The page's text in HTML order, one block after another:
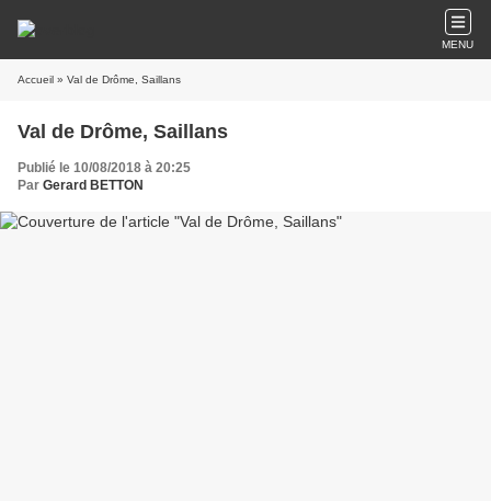
MENU
Accueil » Val de Drôme, Saillans
Val de Drôme, Saillans
Publié le 10/08/2018 à 20:25
Par Gerard BETTON